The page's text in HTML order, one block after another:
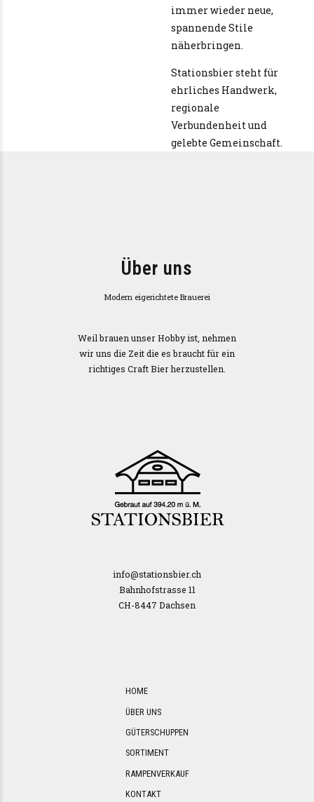
immer wieder neue,
spannende Stile
näherbringen.
Stationsbier steht für
ehrliches Handwerk,
regionale
Verbundenheit und
gelebte Gemeinschaft.
Über uns
Modern eigerichtete Brauerei
Weil brauen unser Hobby ist, nehmen
wir uns die Zeit die es braucht für ein
richtiges Craft Bier herzustellen.
info@stationsbier.ch
Bahnhofstrasse 11
CH-8447 Dachsen
HOME
ÜBER UNS
GÜTERSCHUPPEN
SORTIMENT
RAMPENVERKAUF
KONTAKT